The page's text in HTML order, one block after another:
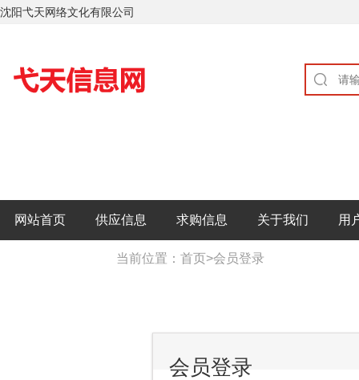
沈阳弋天网络文化有限公司
网站首页 供应信息 求购信息 关于我们 用
当前位置： 首页>会员登录
会员登录